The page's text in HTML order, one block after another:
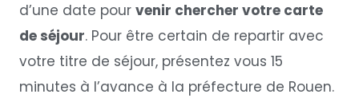
d’une date pour venir chercher votre carte
de séjour. Pour être certain de repartir avec
votre titre de séjour, présentez vous 15
minutes à l’avance à la préfecture de Rouen.